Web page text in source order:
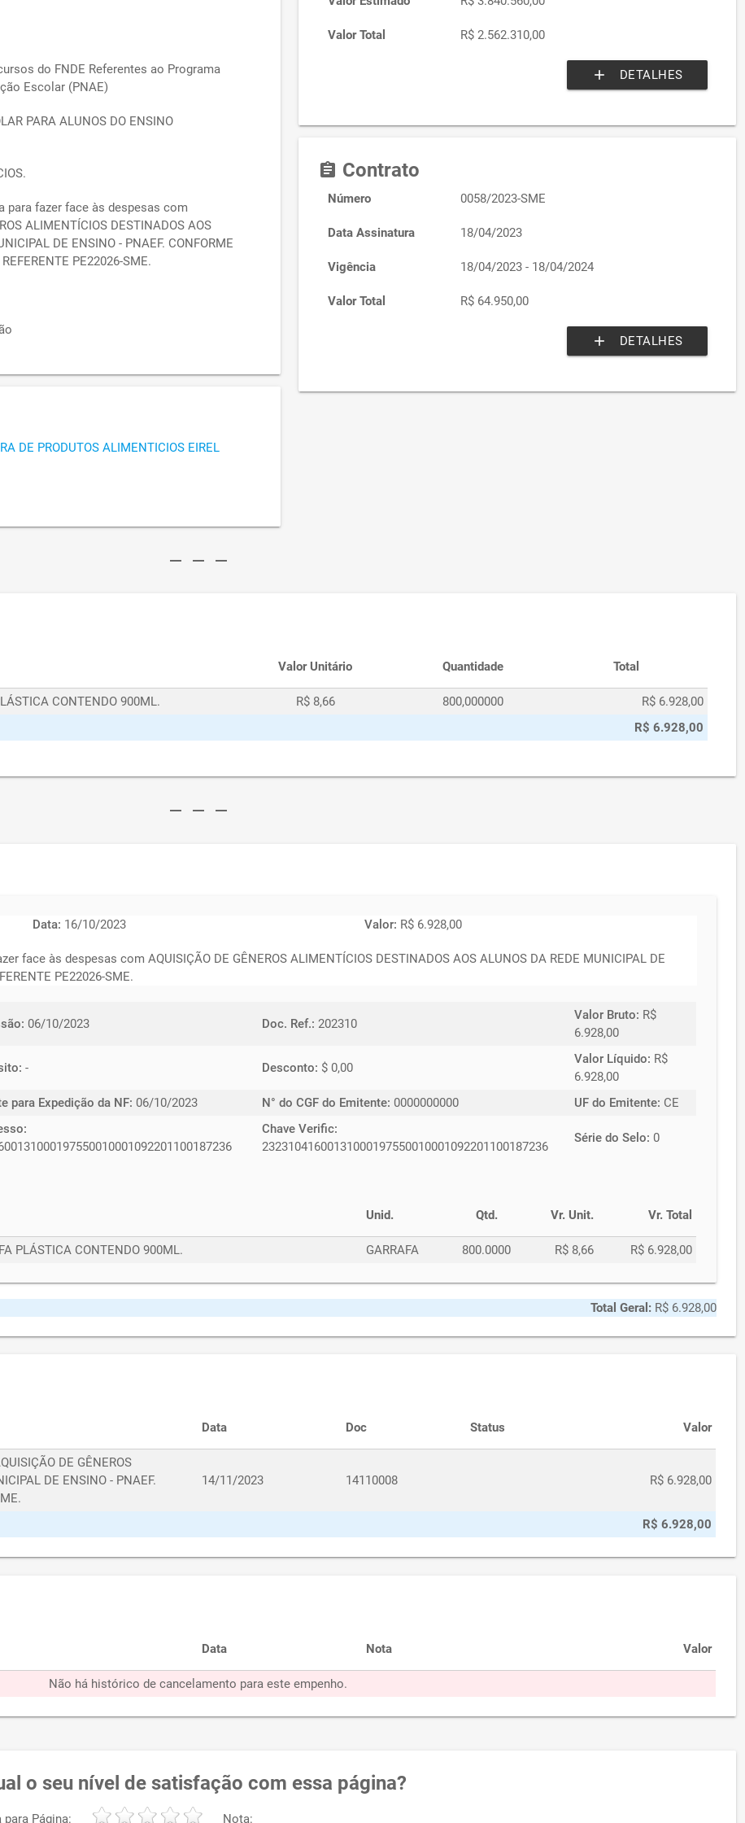
do FNDE Referentes ao Programa
Escolar (PNAE)
PARA ALUNOS DO ENSINO
para fazer face às despesas com
ALIMENTÍCIOS DESTINADOS AOS
DE ENSINO - PNAEF. CONFORME
PE22026-SME.
DE PRODUTOS ALIMENTICIOS EIREL
Valor Total R$ 2.562.310,00
add DETALHES
assignment Contrato
Número 0058/2023-SME
Data Assinatura 18/04/2023
Vigência 18/04/2023 - 18/04/2024
Valor Total R$ 64.950,00
add DETALHES
remove remove remove
Valor Unitário Quantidade Total
CONTENDO 900ML. R$ 8,66 800,000000
R$ 6.928,00
R$ 6.928,00
remove remove remove
Data: 16/10/2023 Valor: R$ 6.928,00
face às despesas com AQUISIÇÃO DE GÊNEROS ALIMENTÍCIOS DESTINADOS AOS ALUNOS DA REDE MUNICIPAL DE
PE22026-SME.
06/10/2023 Doc. Ref.: 202310
Valor Bruto: R$
6.928,00
- Desconto: $ 0,00
Valor Líquido: R$
6.928,00
para Expedição da NF: 06/10/2023 N° do CGF do Emitente: 0000000000 UF do Emitente: CE
Chave Verific:
23231041600131000197550010001092201100187236
Série do Selo: 0
Unid. Qtd. Vr. Unit. Vr. Total
PLÁSTICA CONTENDO 900ML. GARRAFA 800.0000 R$ 8,66 R$ 6.928,00
Total Geral:R$ 6.928,00
Data Doc Status Valor
DE GÊNEROS
DE ENSINO - PNAEF.
14/11/2023 14110008 R$ 6.928,00
R$ 6.928,00
Data Nota Valor
Não há histórico de cancelamento para este empenho.
o seu nível de satisfação com essa página?
para Página: Nota: